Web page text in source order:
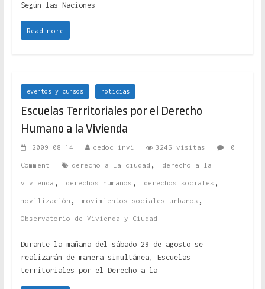
Según las Naciones
Read more
eventos y cursos noticias
Escuelas Territoriales por el Derecho
Humano a la Vivienda
2009-08-14 cedoc invi 3245 visitas 0
Comment derecho a la ciudad , derecho a la
vivienda , derechos humanos , derechos sociales ,
movilización , movimientos sociales urbanos ,
Observatorio de Vivienda y Ciudad
Durante la mañana del sábado 29 de agosto se
realizarán de manera simultánea, Escuelas
territoriales por el Derecho a la